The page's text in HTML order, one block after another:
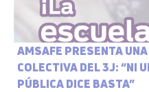
AMSAFE PRESENTA
COLECTIVA DEL 3J: “NI
PÚBLICA DICE BASTA”